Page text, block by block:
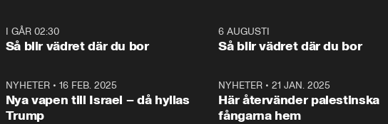
och Makten.
– Vi ställer upp i
vara med så sitter
1:06
I GÅR 02:30
Så blir vädret där du bor
6 AUGUSTI
Så blir vädret där du bor
NYHETER• 16 FEB. 2025
Nya vapen till Israel – då hyllas
Trump
NYHETER •21 JAN. 2025
Här återvänder palestinska
fångarna hem